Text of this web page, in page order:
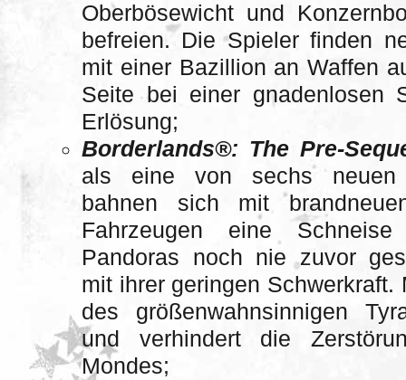
Oberbösewicht und
befreien. Die Spieler finden
mit einer Bazillion an Waffen
Seite bei einer gnadenlosen
Erlösung;
Borderlands®: The Pre-
als eine von sechs neuen
bahnen sich mit
Fahrzeugen eine
Pandoras noch nie zuvor
mit ihrer geringen Schwerkraft.
des größenwahnsinnigen
und verhindert die
Mondes;